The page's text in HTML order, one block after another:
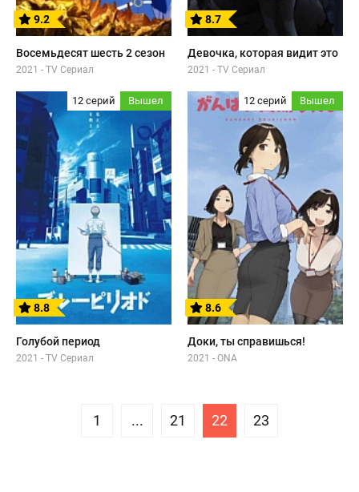
9.2
Восемьдесят шесть 2 сезон
2021 - TV Сериал
8.7
Девочка, которая видит это
2021 - TV Сериал
12 серий Вышел
8.8
Голубой период
2021 - TV Сериал
12 серий Вышел
8.6
Доки, ты справишься!
2021 - ONA
1 ... 21 22 23